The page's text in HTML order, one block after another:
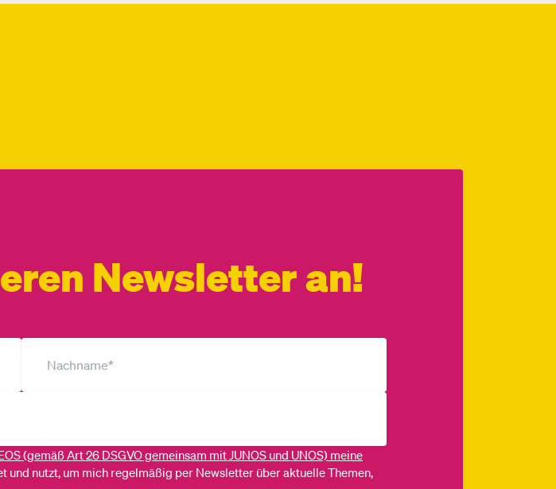
Newsletter an!
(gemäß Art 26 DSGVO gemeinsam mit JUNOS und UNOS) meine
und nutzt, um mich regelmäßig per Newsletter über aktuelle Themen,